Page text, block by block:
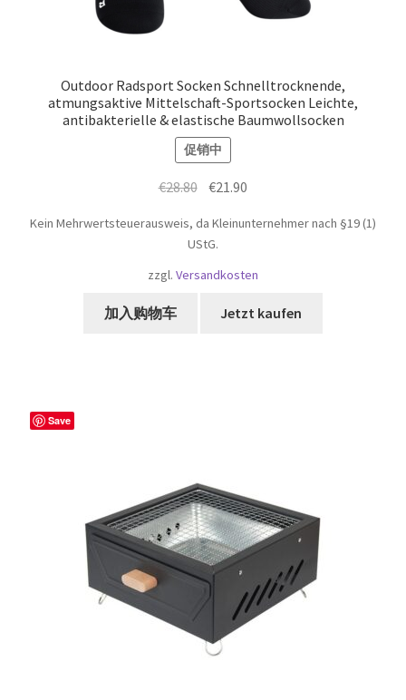
Outdoor Radsport Socken Schnelltrocknende,
atmungsaktive Mittelschaft-Sportsocken Leichte,
antibakterielle & elastische Baumwollsocken
促销中
€28.80 原
为：
€28.80。
€21.90
价
为：
Kein Mehrwertsteuerausweis, da Kleinunternehmer nach §19 (1)
UStG.
zzgl. Versandkosten
加入购物车 Jetzt kaufen
Save